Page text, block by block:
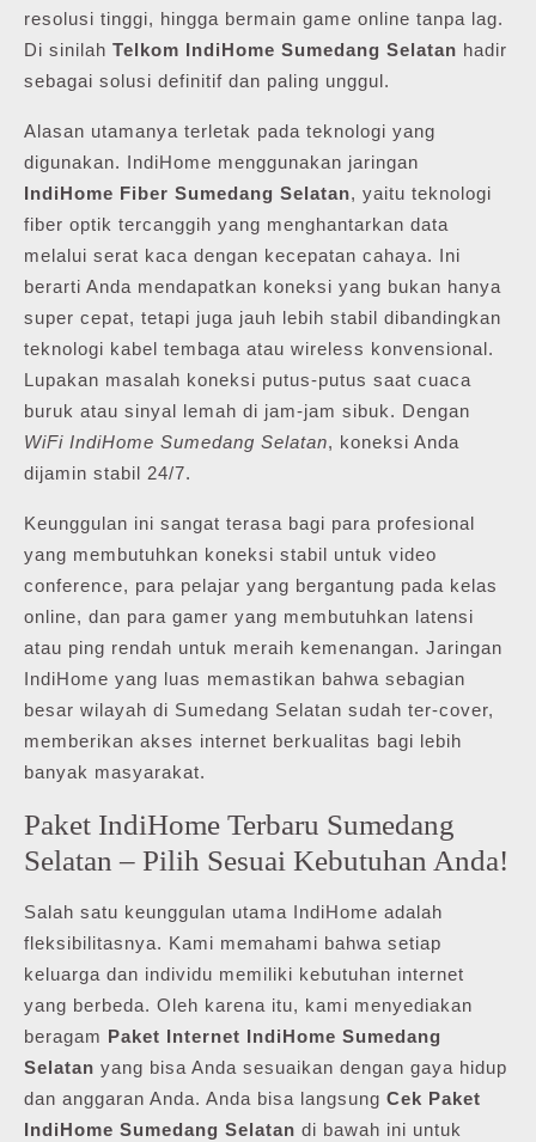
resolusi tinggi, hingga bermain game online tanpa lag.
Di sinilah Telkom IndiHome Sumedang Selatan hadir
sebagai solusi definitif dan paling unggul.
Alasan utamanya terletak pada teknologi yang
digunakan. IndiHome menggunakan jaringan
IndiHome Fiber Sumedang Selatan, yaitu teknologi
fiber optik tercanggih yang menghantarkan data
melalui serat kaca dengan kecepatan cahaya. Ini
berarti Anda mendapatkan koneksi yang bukan hanya
super cepat, tetapi juga jauh lebih stabil dibandingkan
teknologi kabel tembaga atau wireless konvensional.
Lupakan masalah koneksi putus-putus saat cuaca
buruk atau sinyal lemah di jam-jam sibuk. Dengan
WiFi IndiHome Sumedang Selatan, koneksi Anda
dijamin stabil 24/7.
Keunggulan ini sangat terasa bagi para profesional
yang membutuhkan koneksi stabil untuk video
conference, para pelajar yang bergantung pada kelas
online, dan para gamer yang membutuhkan latensi
atau ping rendah untuk meraih kemenangan. Jaringan
IndiHome yang luas memastikan bahwa sebagian
besar wilayah di Sumedang Selatan sudah ter-cover,
memberikan akses internet berkualitas bagi lebih
banyak masyarakat.
Paket IndiHome Terbaru Sumedang
Selatan – Pilih Sesuai Kebutuhan Anda!
Salah satu keunggulan utama IndiHome adalah
fleksibilitasnya. Kami memahami bahwa setiap
keluarga dan individu memiliki kebutuhan internet
yang berbeda. Oleh karena itu, kami menyediakan
beragam Paket Internet IndiHome Sumedang
Selatan yang bisa Anda sesuaikan dengan gaya hidup
dan anggaran Anda. Anda bisa langsung Cek Paket
IndiHome Sumedang Selatan di bawah ini untuk